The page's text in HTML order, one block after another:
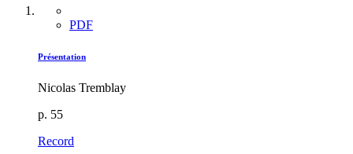
PDF
Présentation
Nicolas Tremblay
p. 55
Record